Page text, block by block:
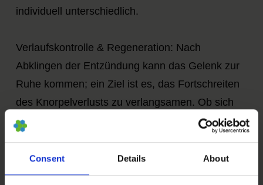
Consent Details About
individuell unterschiedlich.
Verlaufskontrolle & Regeneration: Nach
Abklingen der Entzündung kann das Gelenk zur
Ruhe kommen; ein Ziel ist es, das Fortschreiten
des Knorpelverlusts zu verlangsamen. Ob sich
Knorpel mit begleitender Therapie wie
wissenschaftlich untersucht.